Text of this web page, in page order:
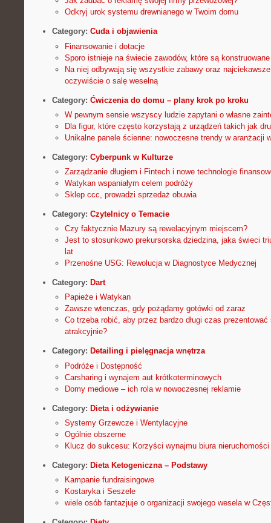
Odkryj urok systemu drewnianego w Twoim domu
Category: Cuda i objawienia
Finansowanie i dotacje
Sporo istnieje na świecie zawodów, które są konstruowane
Na niej odbywają się wszystkie zabawy oraz
oczywiście o salę weselną
Category: Ćwiczenia do domu – plany krok po kroku
W pewnym sensie wszyscy ludzie zapytani o własne
Dla figur, które często korzystają z urządzeń takich jak
Unikalne panele ścienne: nowoczesne trendy w aranżacji
Category: Cyberpunk w Kulturze
Zarządzanie długiem i Fintech i nowe technologie
Watykan wspaniałym celem podróży
Sklep ccc, prowadzi sprzedaż obuwia
Category: Czytelnicy o Temacie
Czy faktycznie Mazury są rewelacyjnym miejscem?
Jest to stosunkowo prekursorska dziedzina, jaka świeci
lat
Przenośne USG: Rewolucja w Diagnostyce Medycznej
Category: Dart
Papieże i Watykan
Zawsze wtenczas, gdy pożądamy gotówki od zaraz
Co trzeba robić, aby przez bardzo długi czas
atrakcyjnie?
Category: Detailing i pielęgnacja wnętrza
Podróże i Dostępność
Carsharing i wynajem aut krótkoterminowych
Domy mediowe – ich rola w nowoczesnej reklamie
Category: Dieta i odżywianie
Systemy Grzewcze i Wentylacyjne
Ogólnie obszerne
Klucz do sukcesu: Korzyści wynajmu biura nieruchomości
Category: Dieta Ketogeniczna – Podstawy
Kampanie fundraisingowe
Kostaryka i Seszele
wiele osób fantazjuje o organizacji swojego wesela w